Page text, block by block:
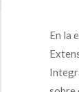
En la